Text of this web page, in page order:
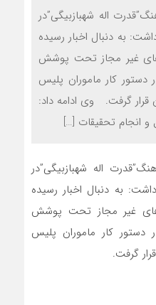
اله شهبازبیگی”در
به دنبال اخبار رسیده
غیر مجاز تحت پوشش
دستور کار ماموران پلیس
گرفت. وی ادامه داد:
انجام تحقیقات […]
اله شهبازبیگی”در
به دنبال اخبار رسیده
غیر مجاز تحت پوشش
دستور کار ماموران پلیس
گرفت.